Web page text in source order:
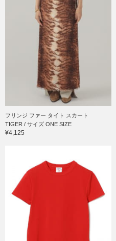
フリンジ ファー タイト スカート
TIGER / サイズ ONE SIZE
¥4,125